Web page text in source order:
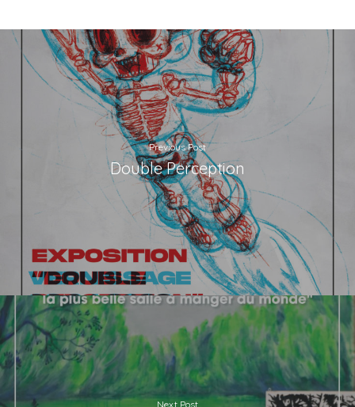
Previous Post
Double Perception
Next Post